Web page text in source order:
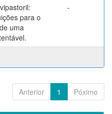
para o
uma
-
Anterior 1 Póximo